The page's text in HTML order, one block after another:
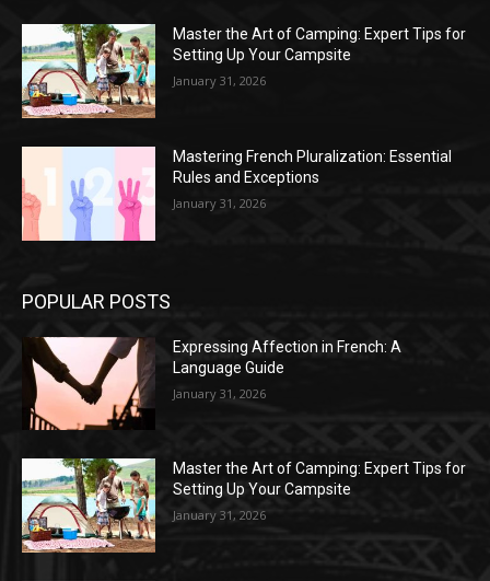
Master the Art of Camping: Expert Tips for
Setting Up Your Campsite
January 31, 2026
Mastering French Pluralization: Essential
Rules and Exceptions
January 31, 2026
POPULAR POSTS
Expressing Affection in French: A
Language Guide
January 31, 2026
Master the Art of Camping: Expert Tips for
Setting Up Your Campsite
January 31, 2026